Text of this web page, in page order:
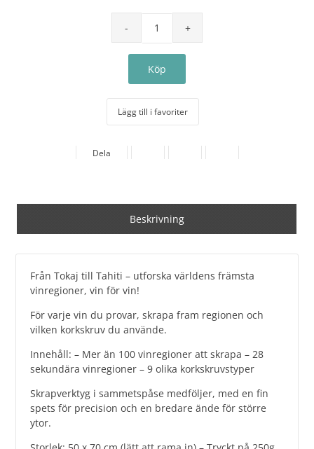
Lägg till i favoriter
Dela
Beskrivning
Från Tokaj till Tahiti – utforska världens främsta
vinregioner, vin för vin!
För varje vin du provar, skrapa fram regionen och
vilken korkskruv du använde.
Innehåll: – Mer än 100 vinregioner att skrapa – 28
sekundära vinregioner – 9 olika korkskruvstyper
Skrapverktyg i sammetspåse medföljer, med en fin
spets för precision och en bredare ände för större
ytor.